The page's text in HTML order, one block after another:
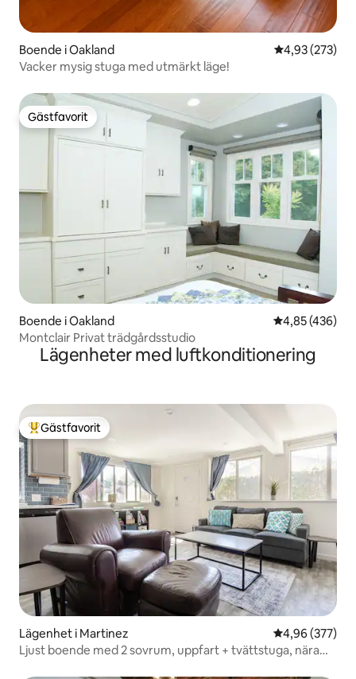
Boende i Oakland 4,93 av 5 i
4,93 (273)
Vacker mysig stuga med utmärkt läge!
Gästfavorit
Gästfavorit
Boende i Oakland 4,85 av 5 i
4,85 (436)
Montclair Privat trädgårdsstudio
Lägenheter med luftkonditionering
Populär gästfavorit
Gästfavorit
Lägenhet i Martinez 4,96 av 5 i
4,96 (377)
Ljust boende med 2 sovrum, uppfart + tvättstuga, nära